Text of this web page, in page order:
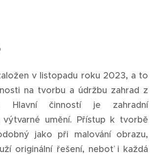
v listopadu roku 2023, a to
na tvorbu a údržbu zahrad z
Hlavní činností je zahradní
výtvarné umění. Přístup k tvorbě
jako při malování obrazu,
originální řešení, neboť i každá